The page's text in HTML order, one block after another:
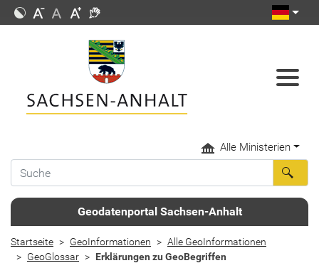
Alle Ministerien
Geodatenportal Sachsen-Anhalt
Startseite GeoInformationen
Alle GeoInformationen
GeoGlossar
Erklärungen zu GeoBegriffen